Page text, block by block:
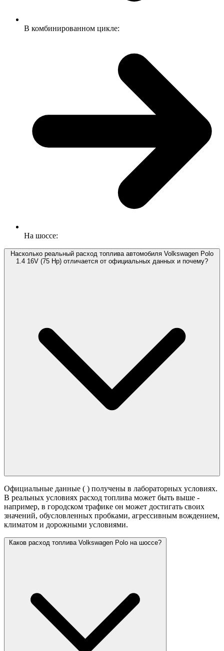
В комбинированном цикле:
На шоссе:
Насколько реальный расход топлива автомобиля Volkswagen Polo
1.4 16V (75 Hp) отличается от официальных данных и почему?
Официальные данные ( ) получены в лабораторных условиях.
В реальных условиях расход топлива может быть выше -
например, в городском трафике он может достигать своих
значений, обусловленных пробками, агрессивным вождением,
климатом и дорожными условиями.
Каков расход топлива Volkswagen Polo на шоссе?